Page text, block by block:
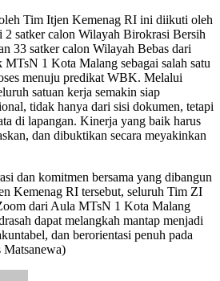
Tim Itjen Kemenag RI ini diikuti oleh
2 satker calon Wilayah Birokrasi Bersih
33 satker calon Wilayah Bebas dari
1 Kota Malang sebagai salah satu
menuju predikat WBK. Melalui
satuan kerja semakin siap
tidak hanya dari sisi dokumen, tetapi
di lapangan. Kinerja yang baik harus
dan dibuktikan secara meyakinkan
dan komitmen bersama yang dibangun
Kemenag RI tersebut, seluruh Tim ZI
dari Aula MTsN 1 Kota Malang
dapat melangkah mantap menjadi
dan berorientasi penuh pada